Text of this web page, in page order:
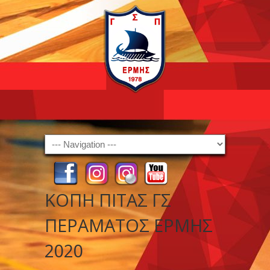
Navigation
ΚΟΠΗ ΠΙΤΑΣ ΓΣ
ΠΕΡΑΜΑΤΟΣ ΕΡΜΗΣ
2020